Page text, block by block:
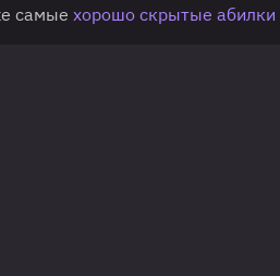
самые хорошо скрытые абилки